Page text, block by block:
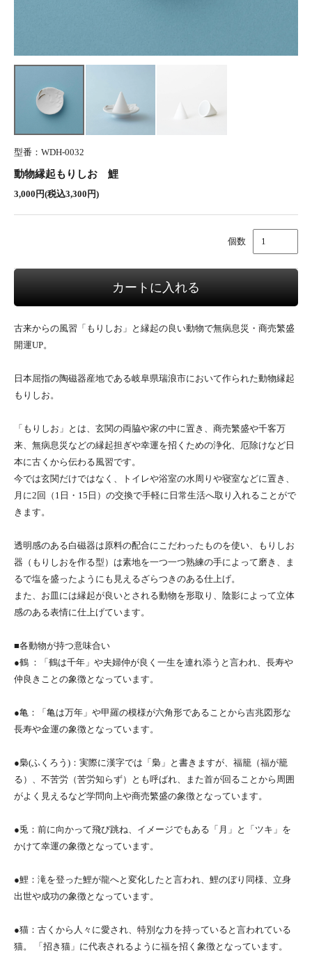
型番：WDH-0032
動物縁起もりしお 鯉
3,000円(税込3,300円)
個数
カートに入れる
古来からの風習「もりしお」と縁起の良い動物で無病息災・商売繁盛
開運UP。
日本屈指の陶磁器産地である岐阜県瑞浪市において作られた動物縁起
もりしお。
「もりしお」とは、玄関の両脇や家の中に置き、商売繁盛や千客万
来、無病息災などの縁起担ぎや幸運を招くための浄化、厄除けなど日
本に古くから伝わる風習です。
今では玄関だけではなく、トイレや浴室の水周りや寝室などに置き、
月に2回（1日・15日）の交換で手軽に日常生活へ取り入れることがで
きます。
透明感のある白磁器は原料の配合にこだわったものを使い、もりしお
器（もりしおを作る型）は素地を一つ一つ熟練の手によって磨き、ま
るで塩を盛ったようにも見えるざらつきのある仕上げ。
また、お皿には縁起が良いとされる動物を形取り、陰影によって立体
感のある表情に仕上げています。
■各動物が持つ意味合い
●鶴 ：「鶴は千年」や夫婦仲が良く一生を連れ添うと言われ、長寿や
仲良きことの象徴となっています。
●亀：「亀は万年」や甲羅の模様が六角形であることから吉兆図形な
長寿や金運の象徴となっています。
●梟(ふくろう)：実際に漢字では「梟」と書きますが、福籠（福が籠
る）、不苦労（苦労知らず）とも呼ばれ、また首が回ることから周囲
がよく見えるなど学問向上や商売繁盛の象徴となっています。
●兎：前に向かって飛び跳ね、イメージでもある「月」と「ツキ」を
かけて幸運の象徴となっています。
●鯉：滝を登った鯉が龍へと変化したと言われ、鯉のぼり同様、立身
出世や成功の象徴となっています。
●猫：古くから人々に愛され、特別な力を持っていると言われている
猫。 「招き猫」に代表されるように福を招く象徴となっています。